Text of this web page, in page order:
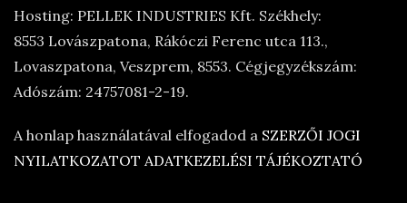
Hosting: PELLEK INDUSTRIES Kft. Székhely:
8553 Lovászpatona, Rákóczi Ferenc utca 113.,
Lovaszpatona, Veszprem, 8553. Cégjegyzékszám:
Adószám: 24757081-2-19.
A honlap használatával elfogadod a SZERZŐI JOGI
NYILATKOZATOT ADATKEZELÉSI TÁJÉKOZTATÓ